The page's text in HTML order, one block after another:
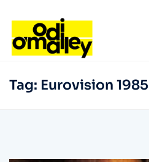
Tag: Eurovision 1985